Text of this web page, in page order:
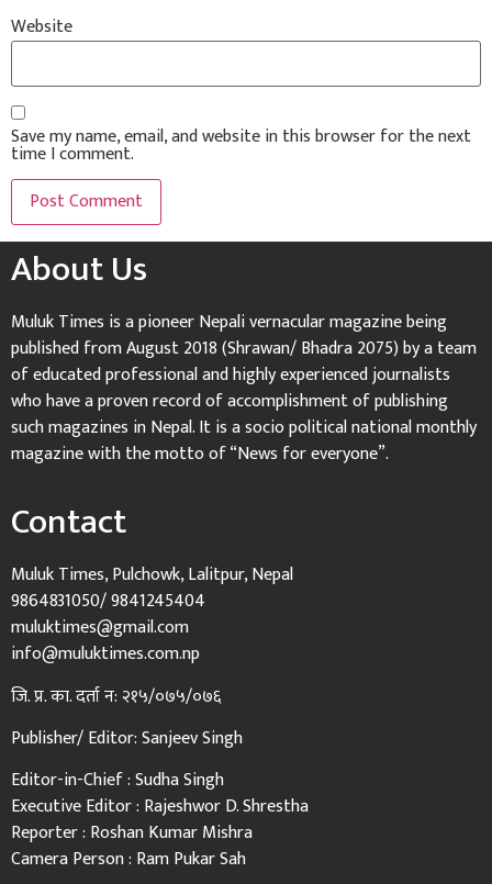
Website
Save my name, email, and website in this browser for the next
time I comment.
About Us
Muluk Times is a pioneer Nepali vernacular magazine being
published from August 2018 (Shrawan/ Bhadra 2075) by a team
of educated professional and highly experienced journalists
who have a proven record of accomplishment of publishing
such magazines in Nepal. It is a socio political national monthly
magazine with the motto of “News for everyone”.
Contact
Muluk Times, Pulchowk, Lalitpur, Nepal
9864831050/ 9841245404
muluktimes@gmail.com
info@muluktimes.com.np
जि. प्र. का. दर्ता न: २१५/०७५/०७६
Publisher/ Editor: Sanjeev Singh
Editor-in-Chief : Sudha Singh
Executive Editor : Rajeshwor D. Shrestha
Reporter : Roshan Kumar Mishra
Camera Person : Ram Pukar Sah